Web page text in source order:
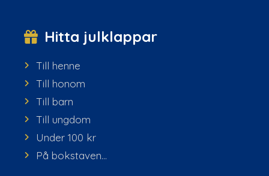
Hitta julklappar
Till henne
Till honom
Till barn
Till ungdom
Under 100 kr
På bokstaven...